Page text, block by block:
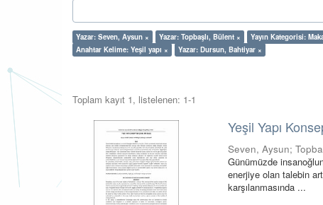
Yazar: Seven, Aysun × Yazar: Topbaşlı, Bülent × Yayın Kategorisi:
Anahtar Kelime: Yeşil yapı ×
Yazar: Dursun, Bahtiyar ×
Toplam kayıt 1, listelenen: 1-1
Yeşil Yapı
Seven, Aysun;
Günümüzde
enerjiye olan talebin
karşılanmasında ...